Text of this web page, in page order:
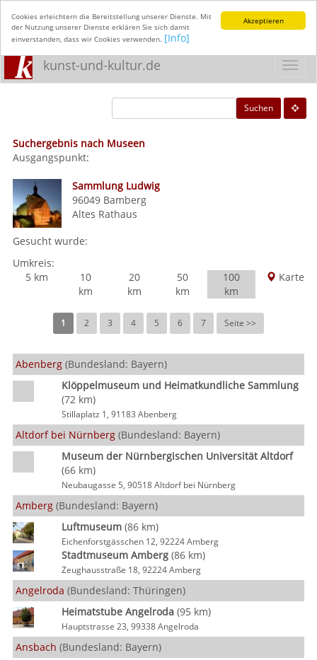
Akzeptieren
Cookies erleichtern die Bereitstellung unserer Dienste. Mit
der Nutzung unserer Dienste erklären Sie sich damit
einverstanden, dass wir Cookies verwenden. [Info]
kunst-und-kultur.de
Suchen
Suchergebnis nach Museen
Ausgangspunkt:
Sammlung Ludwig
96049 Bamberg
Altes Rathaus
Gesucht wurde:
Umkreis:
5 km
10
km
20
km
50
km
100
km
Karte
1 2 3 4 5 6 7 Seite >>
Abenberg (Bundesland: Bayern)
Klöppelmuseum und Heimatkundliche Sammlung
(72 km)
Stillaplatz 1, 91183 Abenberg
Altdorf bei Nürnberg (Bundesland: Bayern)
Museum der Nürnbergischen Universität Altdorf
(66 km)
Neubaugasse 5, 90518 Altdorf bei Nürnberg
Amberg (Bundesland: Bayern)
Luftmuseum(86 km)
Eichenforstgässchen 12, 92224 Amberg
Stadtmuseum Amberg(86 km)
Zeughausstraße 18, 92224 Amberg
Angelroda (Bundesland: Thüringen)
Heimatstube Angelroda(95 km)
Hauptstrasse 23, 99338 Angelroda
Ansbach (Bundesland: Bayern)